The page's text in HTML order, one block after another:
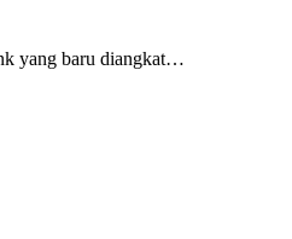
yang baru diangkat…